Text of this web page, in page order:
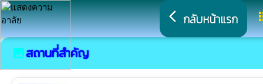
arrow_back_ios กลับหน้าแรก
imageสถานที่สำคัญ